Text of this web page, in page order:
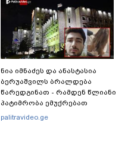
განცხადებას ავრცელებს
ნია იმნაძეს და ანასტასია
ბერუაშვილს ბრალდება
წარედგინათ - რამდენ წლიანი
პატიმრობა ემუქრებათ
არასრულწლოვნებს?
palitravideo.ge